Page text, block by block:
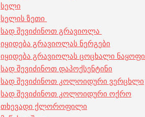
სელი
სელის ზეთი
სად შევიძინოთ გრავიოლა
იყიდება გრავიოლას ნერგები
იყიდება გრავიოლას ცოცხალი ნაყოფი
სად შევიძინოთ დაპოქსენტინი
სად შევიძინოთ კოლოიდური ვერცხლი
სად შევიძინოთ კოლოიდური ოქრო
თხევადი ქლოროფილი